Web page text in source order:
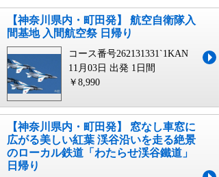
【神奈川県内・町田発】 航空自衛隊入
間基地 入間航空祭 日帰り
コース番号262131331`1KAN
11月03日 出発 1日間
￥8,990
【神奈川県内・町田発】 窓なし車窓に
広がる美しい紅葉 渓谷沿いを走る絶景
のローカル鉄道「わたらせ渓谷鐵道」
日帰り